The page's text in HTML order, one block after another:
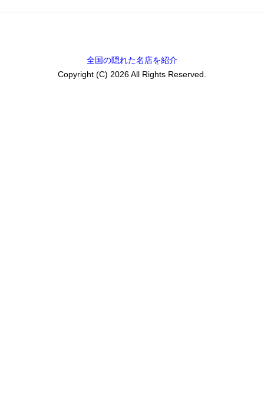
全国の隠れた名店を紹介
Copyright (C) 2026 All Rights Reserved.